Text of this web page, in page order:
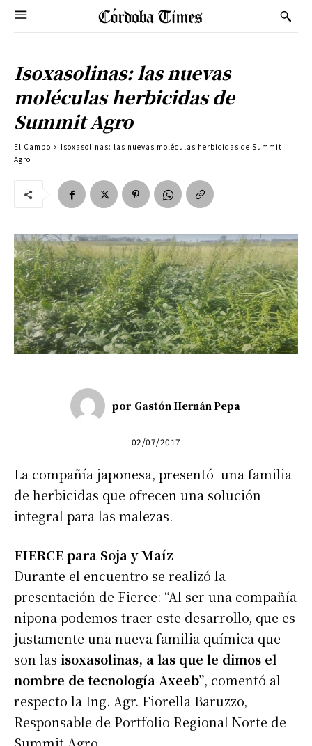
Isoxasolinas: las nuevas
moléculas herbicidas de
Summit Agro
El Campo
Isoxasolinas: las nuevas moléculas herbicidas de Summit
Agro
por Gastón Hernán Pepa
02/07/2017
La compañía japonesa, presentó una familia
de herbicidas que ofrecen una solución
integral para las malezas.
FIERCE para Soja y Maíz
Durante el encuentro se realizó la
presentación de Fierce: “Al ser una compañía
nipona podemos traer este desarrollo, que es
justamente una nueva familia química que
son las isoxasolinas, a las que le dimos el
nombre de tecnología Axeeb”, comentó al
respecto la Ing. Agr. Fiorella Baruzzo,
Responsable de Portfolio Regional Norte de